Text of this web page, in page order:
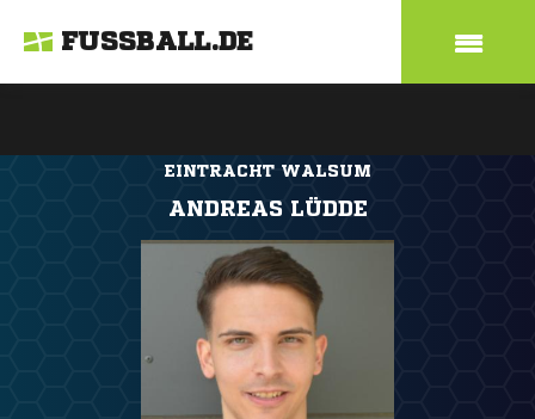
FUSSBALL.DE
EINTRACHT WALSUM
ANDREAS LÜDDE